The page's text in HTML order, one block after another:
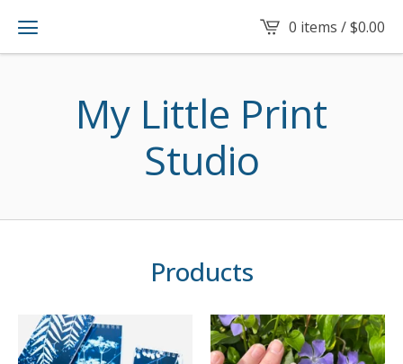
0 items /$0.00
My Little Print
Studio
Products